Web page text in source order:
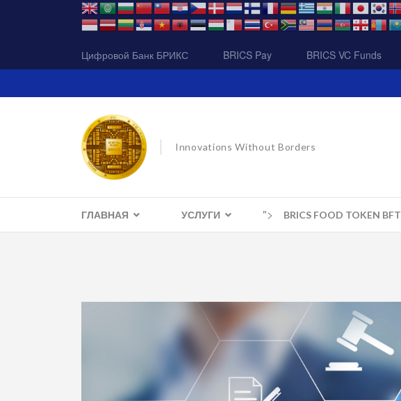
Цифровой Банк БРИКС BRICS Pay BRICS VC Funds
Innovations Without Borders
ГЛАВНАЯ УСЛУГИ "> BRICS FOOD TOKEN BFT